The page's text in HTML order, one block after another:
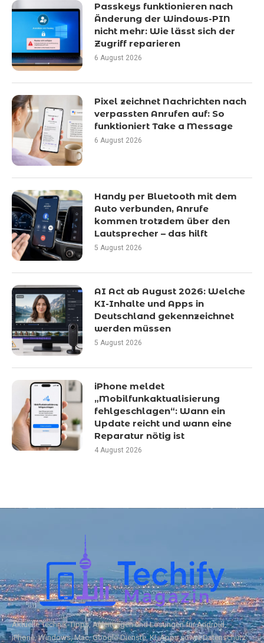
Passkeys funktionieren nach
Änderung der Windows-PIN
nicht mehr: Wie lässt sich der
Zugriff reparieren
6 August 2026
Pixel zeichnet Nachrichten nach
verpassten Anrufen auf: So
funktioniert Take a Message
6 August 2026
Handy per Bluetooth mit dem
Auto verbunden, Anrufe
kommen trotzdem über den
Lautsprecher – das hilft
5 August 2026
AI Act ab August 2026: Welche
KI-Inhalte und Apps in
Deutschland gekennzeichnet
werden müssen
5 August 2026
iPhone meldet
„Mobilfunkaktualisierung
fehlgeschlagen“: Wann ein
Update reicht und wann eine
Reparatur nötig ist
4 August 2026
Aktuelle Technik‑Tipps, Anleitungen und Lösungen für Android,
iPhone, Windows, Mac, Google‑Dienste, KI, Apps sowie Datenschutz